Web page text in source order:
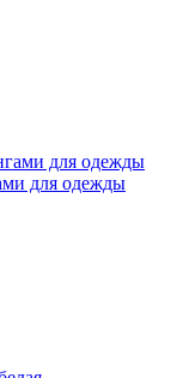
для одежды